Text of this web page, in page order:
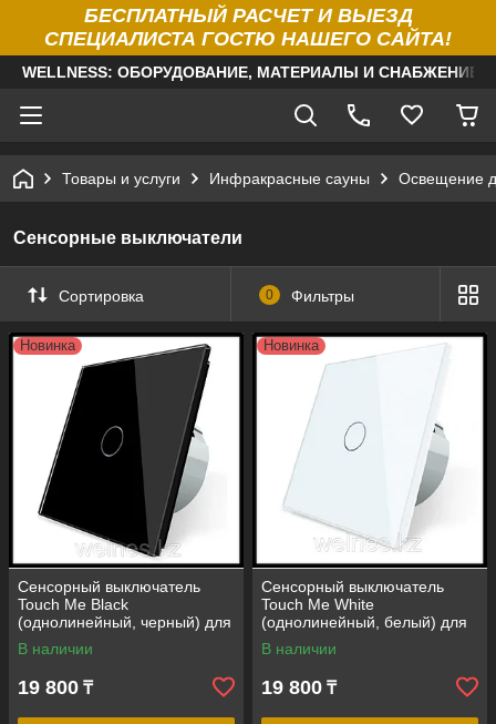
БЕСПЛАТНЫЙ РАСЧЕТ И ВЫЕЗД
СПЕЦИАЛИСТА ГОСТЮ НАШЕГО САЙТА!
WELLNESS: ОБОРУДОВАНИЕ, МАТЕРИАЛЫ И
Товары и услуги Инфракрасные сауны Освещение
Сенсорные выключатели
Сортировка 0 Фильтры
Новинка
Сенсорный выключатель
Touch Me Black
(однолинейный, черный) для
инфракрасной сауны
В наличии
19 800 ₸
Новинка
Сенсорный выключатель
Touch Me White
(однолинейный, белый) для
инфракрасной сауны
В наличии
19 800 ₸